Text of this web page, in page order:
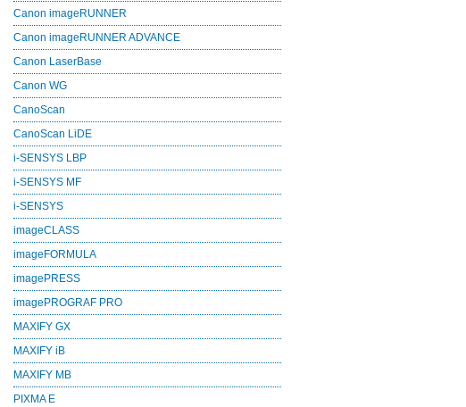
Canon imageRUNNER
Canon imageRUNNER ADVANCE
Canon LaserBase
Canon WG
CanoScan
CanoScan LiDE
i-SENSYS LBP
i-SENSYS MF
i‑SENSYS
imageCLASS
imageFORMULA
imagePRESS
imagePROGRAF PRO
MAXIFY GX
MAXIFY iB
MAXIFY MB
PIXMA E